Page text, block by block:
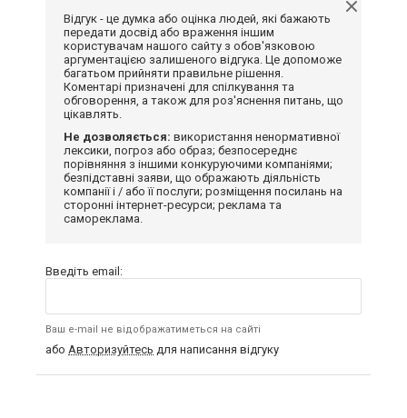
Відгук - це думка або оцінка людей, які бажають
передати досвід або враження іншим
користувачам нашого сайту з обов'язковою
аргументацією залишеного відгука. Це допоможе
багатьом прийняти правильне рішення.
Коментарі призначені для спілкування та
обговорення, а також для роз'яснення питань, що
цікавлять.
Не дозволяється: використання ненормативної
лексики, погроз або образ; безпосереднє
порівняння з іншими конкуруючими компаніями;
безпідставні заяви, що ображають діяльність
компанії і / або її послуги; розміщення посилань на
сторонні інтернет-ресурси; реклама та
самореклама.
Введіть email:
Ваш e-mail не відображатиметься на сайті
або Авторизуйтесь для написання відгуку